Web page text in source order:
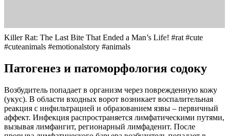
Killer Rat: The Last Bite That Ended a Man’s Life! #rat #cute
#cuteanimals #emotionalstory #animals
Патогенез и патоморфология содоку
Возбудитель попадает в организм через поврежденную кожу
(укус). В области входных ворот возникает воспалительная
реакция с инфильтрацией и образованием язвы – первичный
аффект. Инфекция распространяется лимфатическими путями,
вызывая лимфангит, регионарный лимфаденит. После